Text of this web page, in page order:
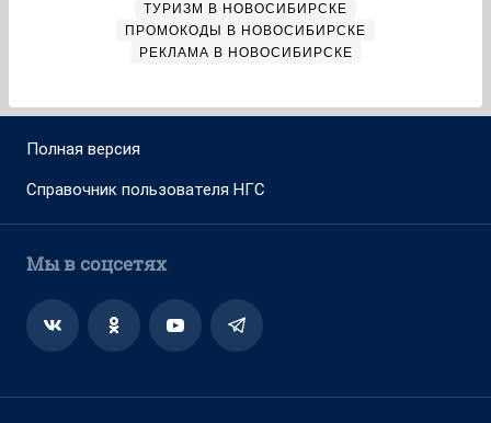
ТУРИЗМ В НОВОСИБИРСКЕ
ПРОМОКОДЫ В НОВОСИБИРСКЕ
РЕКЛАМА В НОВОСИБИРСКЕ
Полная версия
Справочник пользователя НГС
Мы в соцсетях